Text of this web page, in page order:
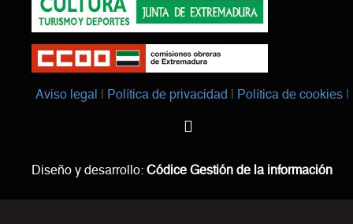
Aviso legal Política de privacidad Política de cookies
Diseño y desarrollo: Códice Gestión de la información